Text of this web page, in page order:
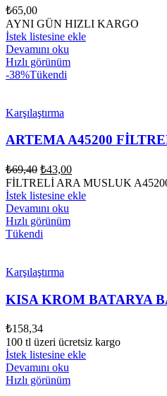
₺65,00
AYNI GÜN HIZLI KARGO
İstek listesine ekle
Devamını oku
Hızlı görünüm
-38%Tükendi
Karşılaştırma
ARTEMA A45200
₺69,40 Orijinal
fiyat:
₺69,40.
₺43,00Şu
andaki
fiyat:
FİLTRELİ ARA MUSLUK
İstek listesine ekle
Devamını oku
Hızlı görünüm
Tükendi
Karşılaştırma
KISA KROM BATARYA
₺158,34
100 tl üzeri ücretsiz kargo
İstek listesine ekle
Devamını oku
Hızlı görünüm